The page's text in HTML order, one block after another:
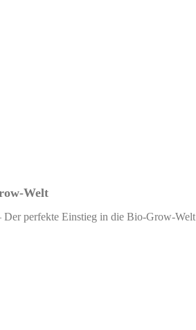
Welt
perfekte Einstieg in die Bio-Grow-Welt